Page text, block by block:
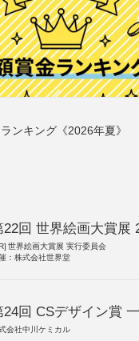
ンキング《2026年夏》
22回 世界絵画大賞展
世界絵画大賞展 実行委員会
：株式会社世界堂
24回 CSデザイン賞
会社中川ケミカル